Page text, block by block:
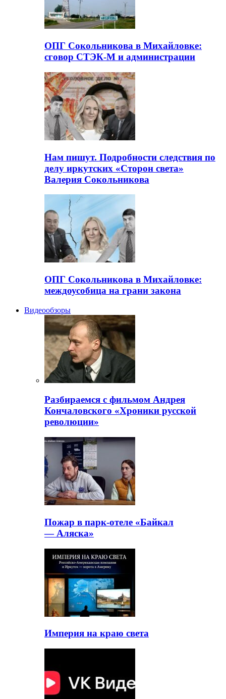
ОПГ Сокольникова в Михайловке:
сговор СТЭК-М и администрации
Нам пишут. Подробности следствия по
делу иркутских «Сторон света»
Валерия Сокольникова
ОПГ Сокольникова в Михайловке:
междоусобица на грани закона
Видеообзоры
Разбираемся с фильмом Андрея
Кончаловского «Хроники русской
революции»
Пожар в парк-отеле «Байкал
— Аляска»
Империя на краю света